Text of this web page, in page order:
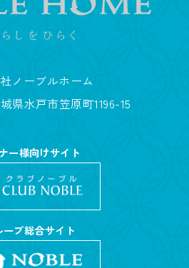
ノーブルホーム
県水戸市笠原町1196-15
ー様向けサイト
ープ総合サイト